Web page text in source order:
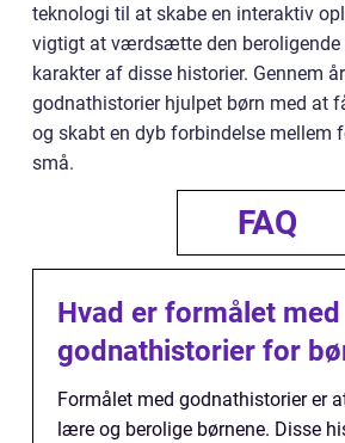
teknologi til at skabe en interaktiv
vigtigt at værdsætte den
karakter af disse historier. Gennem
godnathistorier hjulpet børn med at
og skabt en dyb forbindelse mellem
små.
FAQ
Hvad er formålet med
godnathistorier for
Formålet med godnathistorier er
lære og berolige børnene. Disse